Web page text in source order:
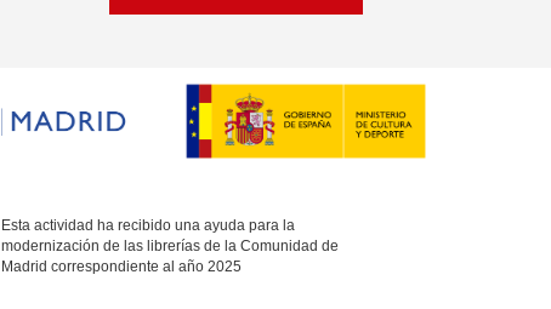
Esta actividad ha recibido una ayuda para la
modernización de las librerías de la Comunidad de
Madrid correspondiente al año 2025